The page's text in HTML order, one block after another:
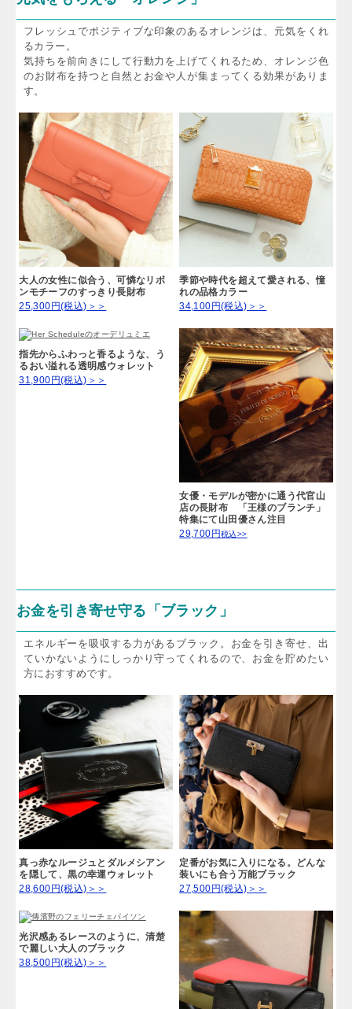
フレッシュでポジティブな印象のあるオレンジは、元気をくれ
るカラー。
気持ちを前向きにして行動力を上げてくれるため、オレンジ色
のお財布を持つと自然とお金や人が集まってくる効果がありま
す。
大人の女性に似合う、可憐なリボ
ンモチーフのすっきり長財布
25,300円(税込)＞＞
季節や時代を超えて愛される、憧
れの品格カラー
34,100円(税込)＞＞
指先からふわっと香るような、う
るおい溢れる透明感ウォレット
31,900円(税込)＞＞
女優・モデルが密かに通う代官山
店の長財布 「王様のブランチ」
特集にて山田優さん注目
29,700円税込>>
お金を引き寄せ守る「ブラック」
エネルギーを吸収する力があるブラック。お金を引き寄せ、出
ていかないようにしっかり守ってくれるので、お金を貯めたい
方におすすめです。
真っ赤なルージュとダルメシアン
を隠して、黒の幸運ウォレット
28,600円(税込)＞＞
定番がお気に入りになる。どんな
装いにも合う万能ブラック
27,500円(税込)＞＞
光沢感あるレースのように、清楚
で麗しい大人のブラック
38,500円(税込)＞＞